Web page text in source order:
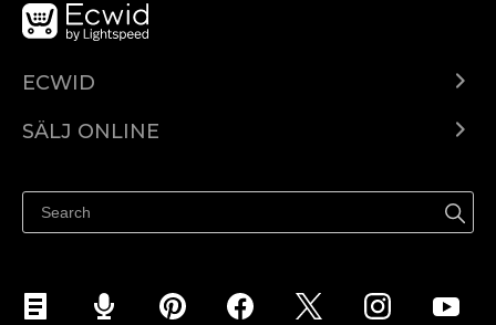
ECWID
Pris
SÄLJ ONLINE
Sälj på Facebook
Sälj på Instagram